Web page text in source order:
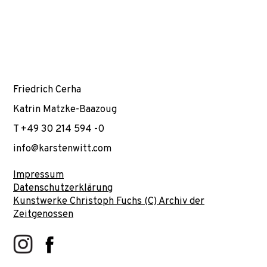
Friedrich Cerha
Katrin Matzke-Baazoug
T +49 30 214 594 -0
info@karstenwitt.com
Impressum
Datenschutzerklärung
Kunstwerke Christoph Fuchs (C) Archiv der
Zeitgenossen